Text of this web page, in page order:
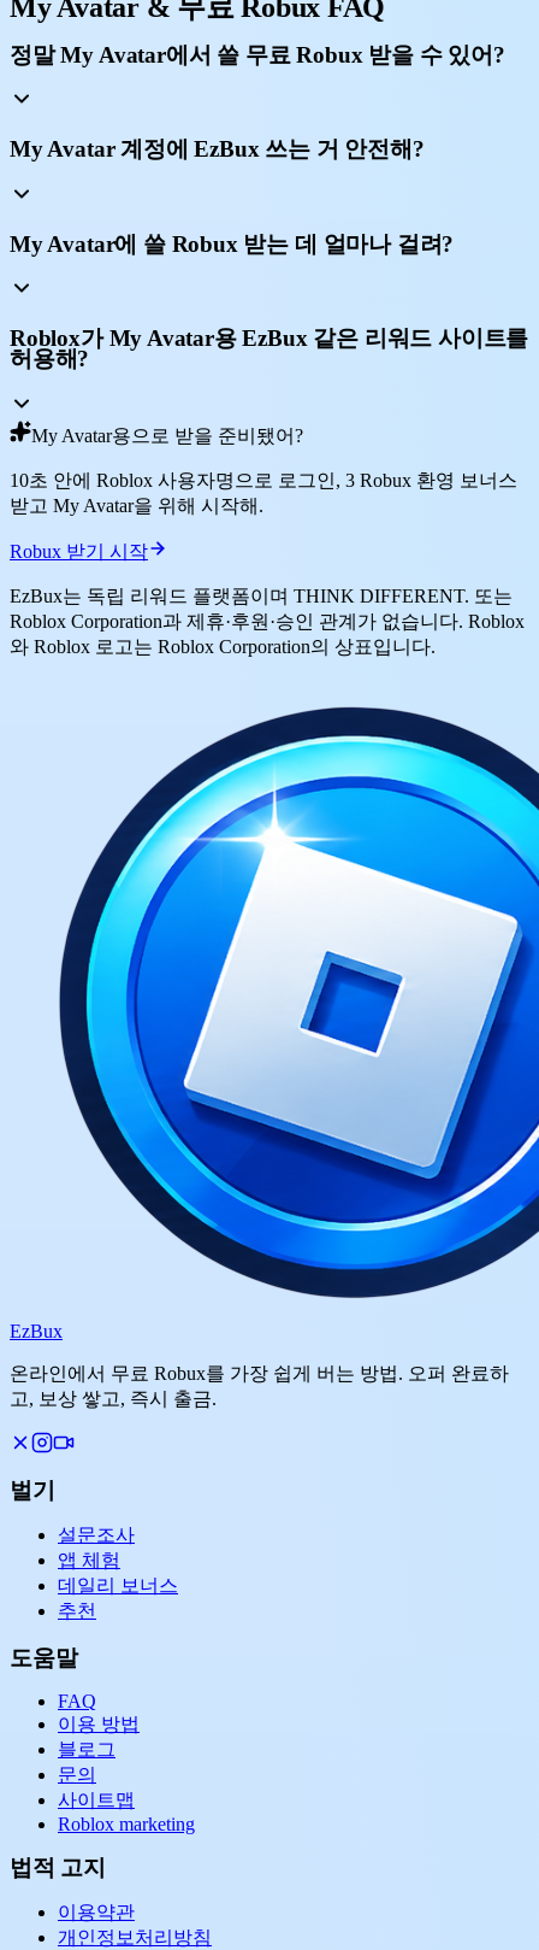
My Avatar & 무료 Robux FAQ
정말 My Avatar에서 쓸 무료 Robux 받을 수 있어?
My Avatar 계정에 EzBux 쓰는 거 안전해?
My Avatar에 쓸 Robux 받는 데 얼마나 걸려?
Roblox가 My Avatar용 EzBux 같은 리워드 사이트를
허용해?
My Avatar용으로 받을 준비됐어?
10초 안에 Roblox 사용자명으로 로그인, 3 Robux 환영 보너스
받고 My Avatar을 위해 시작해.
Robux 받기 시작
EzBux는 독립 리워드 플랫폼이며 THINK DIFFERENT. 또는
Roblox Corporation과 제휴·후원·승인 관계가 없습니다. Roblox
와 Roblox 로고는 Roblox Corporation의 상표입니다.
EzBux
온라인에서 무료 Robux를 가장 쉽게 버는 방법. 오퍼 완료하
고, 보상 쌓고, 즉시 출금.
벌기
설문조사
앱 체험
데일리 보너스
추천
도움말
FAQ
이용 방법
블로그
문의
사이트맵
Roblox marketing
법적 고지
이용약관
개인정보처리방침